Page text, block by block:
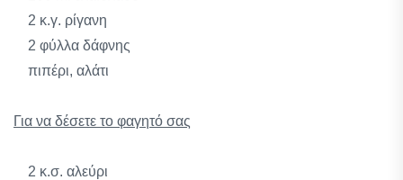
2 κ.γ. ρίγανη
2 φύλλα δάφνης
πιπέρι, αλάτι
Για να δέσετε το φαγητό σας
2 κ.σ. αλεύρι